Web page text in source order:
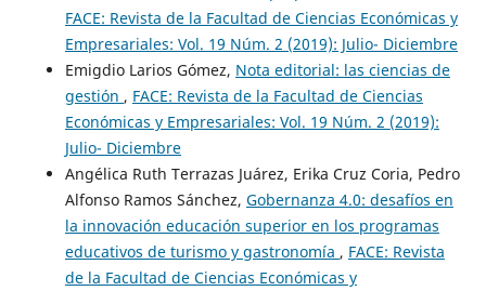
FACE: Revista de la Facultad de Ciencias Económicas y
Empresariales: Vol. 19 Núm. 2 (2019): Julio- Diciembre
Emigdio Larios Gómez, Nota editorial: las ciencias de
gestión , FACE: Revista de la Facultad de Ciencias
Económicas y Empresariales: Vol. 19 Núm. 2 (2019):
Julio- Diciembre
Angélica Ruth Terrazas Juárez, Erika Cruz Coria, Pedro
Alfonso Ramos Sánchez, Gobernanza 4.0: desafíos en
la innovación educación superior en los programas
educativos de turismo y gastronomía , FACE: Revista
de la Facultad de Ciencias Económicas y